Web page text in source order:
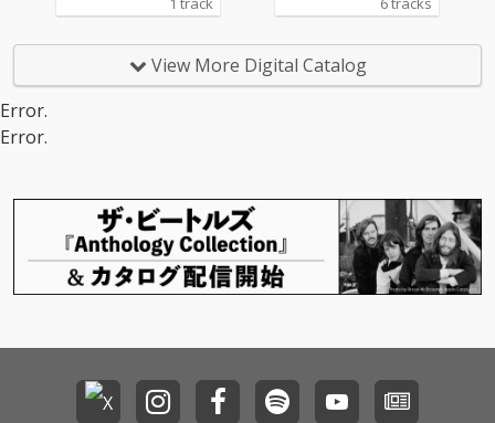
View More Digital Catalog
Error.
Error.